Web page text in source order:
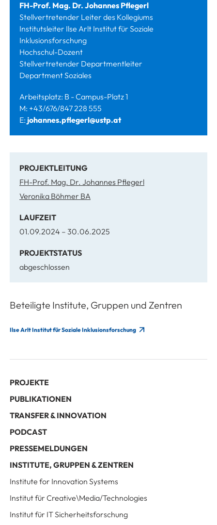
FH-Prof. Mag. Dr. Johannes Pflegerl
Stellvertretender Leiter des Kollegiums
Institutsleiter Ilse Arlt Institut für Soziale
Inklusionsforschung
Hochschul-Dozent
Stellvertretender Departmentleiter
Department Soziales
Arbeitsplatz: B - Campus-Platz 1
M: +43/676/847 228 555
E: johannes.pflegerl@ustp.at
PROJEKTLEITUNG
FH-Prof. Mag. Dr. Johannes Pflegerl
Veronika Böhmer BA
LAUFZEIT
01.09.2024 – 30.06.2025
PROJEKTSTATUS
abgeschlossen
Beteiligte Institute, Gruppen und Zentren
Ilse Arlt Institut für Soziale Inklusionsforschung
PROJEKTE
PUBLIKATIONEN
TRANSFER & INNOVATION
PODCAST
PRESSEMELDUNGEN
INSTITUTE, GRUPPEN & ZENTREN
Institute for Innovation Systems
Institut für Creative\Media/Technologies
Institut für IT Sicherheitsforschung